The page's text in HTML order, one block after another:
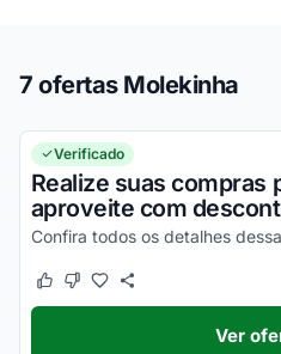
7 ofertas Molekinha
Verificado
Realize suas compras
aproveite com
Este cupom funcionou
Este cupom não funcionou
Ver